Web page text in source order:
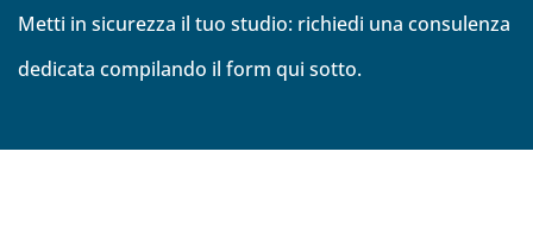
Metti in sicurezza il tuo studio: richiedi una consulenza
dedicata compilando il form qui sotto.